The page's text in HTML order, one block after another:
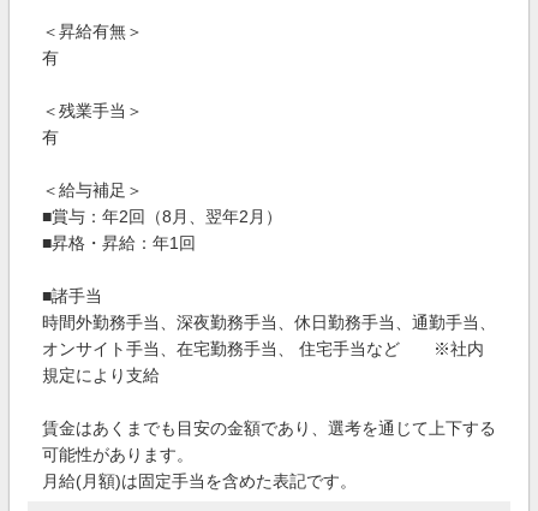
＜昇給有無＞
有
＜残業手当＞
有
＜給与補足＞
■賞与：年2回（8月、翌年2月）
■昇格・昇給：年1回
■諸手当
時間外勤務手当、深夜勤務手当、休日勤務手当、通勤手当、
オンサイト手当、在宅勤務手当、 住宅手当など ※社内
規定により支給
賃金はあくまでも目安の金額であり、選考を通じて上下する
可能性があります。
月給(月額)は固定手当を含めた表記です。